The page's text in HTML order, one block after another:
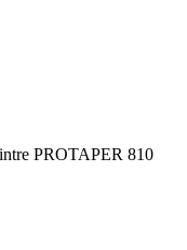
PROTAPER 810